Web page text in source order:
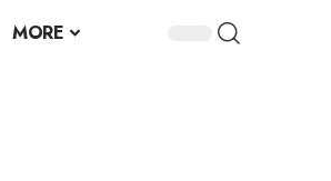
MORE